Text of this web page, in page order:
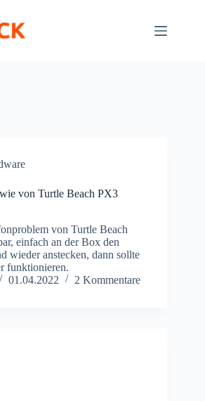
von Turtle Beach PX3
von Turtle Beach
einfach an der Box den
wieder anstecken, dann sollte
funktionieren.
01.04.2022 2 Kommentare